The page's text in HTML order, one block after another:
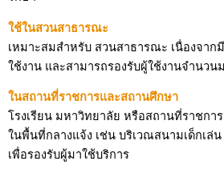
ใช้ในสวนสาธารณะ
เหมาะสมสำหรับ สวนสาธารณะ เนื่องจาก
ใช้งาน และสามารถรองรับผู้ใช้งานจำนวน
ในสถานที่ราชการและสถานศึกษา
โรงเรียน มหาวิทยาลัย หรือสถานที่ราชก
ในพื้นที่กลางแจ้ง เช่น บริเวณสนามเด็กเล่
เพื่อรองรับผู้มาใช้บริการ